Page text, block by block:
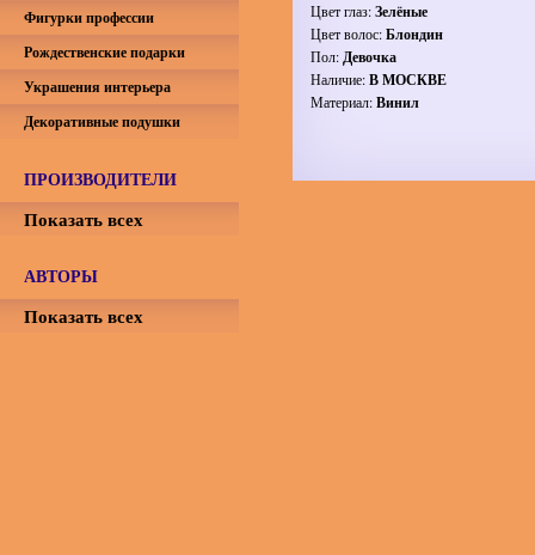
Цвет глаз:Зелёные
Цвет волос:Блондин
Пол:Девочка
Наличие:В МОСКВЕ
Материал:Винил
Фигурки профессии
Рождественские подарки
Украшения интерьера
Декоративные подушки
ПРОИЗВОДИТЕЛИ
Показать всех
АВТОРЫ
Показать всех